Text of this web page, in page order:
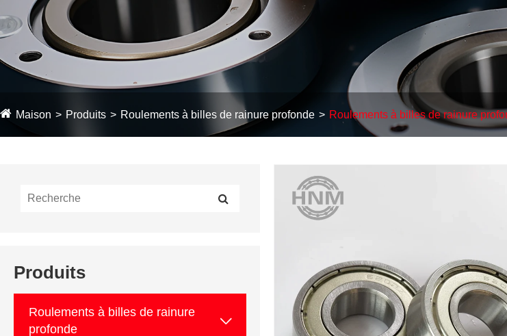
Maison Produits Roulements à billes de rainure profonde Roulements à billes de rainure
Produits
Roulements à billes de rainure
profonde
